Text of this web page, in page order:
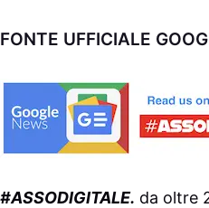
FONTE UFFICIALE
#ASSODIGITALE. da oltre